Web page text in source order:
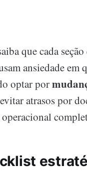
que cada
ansiedade em
optar por
atrasos por